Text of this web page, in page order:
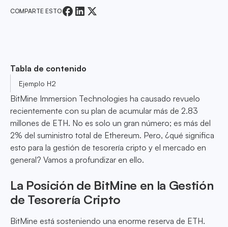
COMPARTE ESTO
Tabla de contenido
Ejemplo H2
BitMine Immersion Technologies ha causado revuelo
recientemente con su plan de acumular más de 2.83
millones de ETH. No es solo un gran número; es más del
2% del suministro total de Ethereum. Pero, ¿qué significa
esto para la gestión de tesorería cripto y el mercado en
general? Vamos a profundizar en ello.
La Posición de BitMine en la Gestión
de Tesorería Cripto
BitMine está sosteniendo una enorme reserva de ETH.